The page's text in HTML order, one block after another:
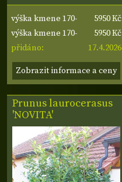
výška kmene 170-
180 cm, obvod
kmene 6-8 cm, šířka
koruny 30-40 cm
5950 Kč
výška kmene 170-
180 cm, obvod
kmene 6-8 cm, šířka
koruny 30-40 cm
5950 Kč
přidáno:
17.4.2026
Zobrazit informace a ceny
Prunus laurocerasus
'NOVITA'